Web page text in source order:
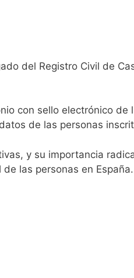
del Registro Civil de
con sello electrónico
de las personas
y su importancia
las personas en España.